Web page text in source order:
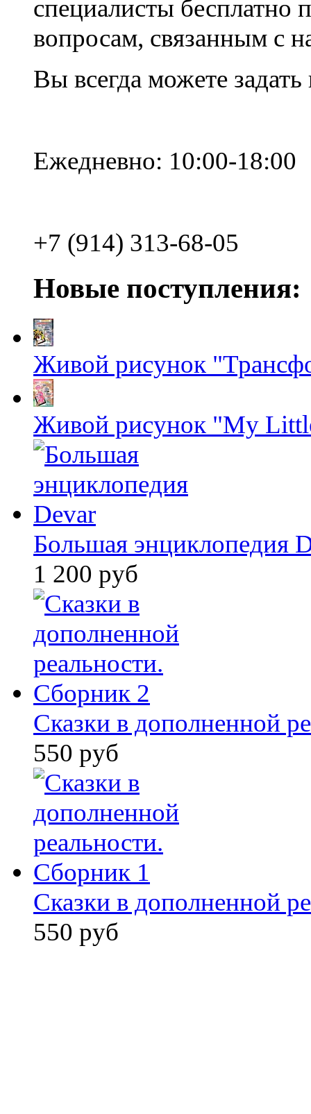
специалисты
вопросам, связанным с
Вы всегда можете
Ежедневно: 10:00-18:00
+7 (914) 313-68-05
Новые поступления:
Живой рисунок
Живой рисунок "My
Большая энциклопедия
1 200 руб
Сказки в дополненной
550 руб
Сказки в дополненной
550 руб